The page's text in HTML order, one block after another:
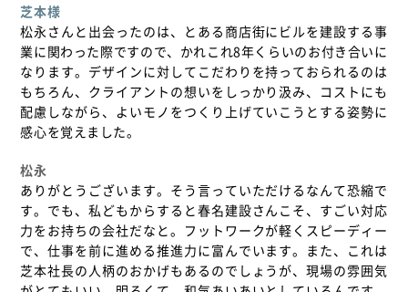
芝本様
松永さんと出会ったのは、とある商店街にビルを建設する事
業に関わった際ですので、かれこれ8年くらいのお付き合いに
なります。デザインに対してこだわりを持っておられるのは
もちろん、クライアントの想いをしっかり汲み、コストにも
配慮しながら、よいモノをつくり上げていこうとする姿勢に
感心を覚えました。
松永
ありがとうございます。そう言っていただけるなんて恐縮で
す。でも、私どもからすると春名建設さんこそ、すごい対応
力をお持ちの会社だなと。フットワークが軽くスピーディー
で、仕事を前に進める推進力に富んでいます。また、これは
芝本社長の人柄のおかげもあるのでしょうが、現場の雰囲気